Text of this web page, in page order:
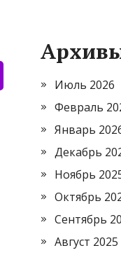
Июль 2026
Февраль
Январь
Декабрь
Ноябрь
Октябрь
Сентябрь
Август 2025